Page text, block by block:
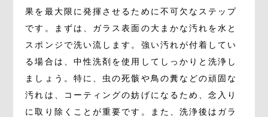
果を最大限に発揮させるために不可欠なステップ
です。まずは、ガラス表面の大まかな汚れを水と
スポンジで洗い流します。強い汚れが付着してい
る場合は、中性洗剤を使用してしっかりと洗浄し
ましょう。特に、虫の死骸や鳥の糞などの頑固な
汚れは、コーティングの妨げになるため、念入り
に取り除くことが重要です。また、洗浄後はガラ